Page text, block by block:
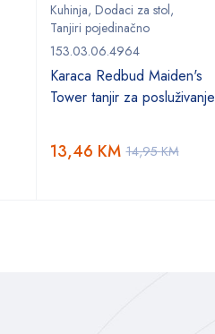
Kuhinja, Dodaci za stol,
Tanjiri pojedinačno
153.03.06.4964
Karaca Redbud Maiden's
Tower tanjir za posluživanje
14,95KM
13,46 KM